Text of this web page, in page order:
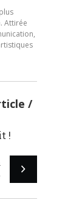
Attirée
!